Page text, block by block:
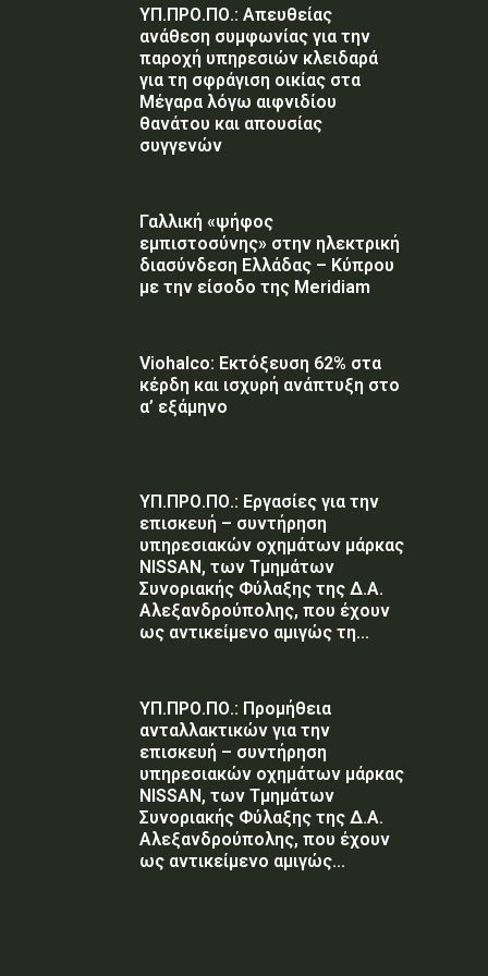
ΥΠ.ΠΡΟ.ΠΟ.: Απευθείας
ανάθεση συμφωνίας για την
παροχή υπηρεσιών κλειδαρά
για τη σφράγιση οικίας στα
Μέγαρα λόγω αιφνιδίου
θανάτου και απουσίας
συγγενών
Γαλλική «ψήφος
εμπιστοσύνης» στην ηλεκτρική
διασύνδεση Ελλάδας – Κύπρου
με την είσοδο της Meridiam
Viohalco: Εκτόξευση 62% στα
κέρδη και ισχυρή ανάπτυξη στο
α’ εξάμηνο
ΥΠ.ΠΡΟ.ΠΟ.: Εργασίες για την
επισκευή – συντήρηση
υπηρεσιακών οχημάτων μάρκας
NISSAN, των Τμημάτων
Συνοριακής Φύλαξης της Δ.Α.
Αλεξανδρούπολης, που έχουν
ως αντικείμενο αμιγώς τη...
ΥΠ.ΠΡΟ.ΠΟ.: Προμήθεια
ανταλλακτικών για την
επισκευή – συντήρηση
υπηρεσιακών οχημάτων μάρκας
NISSAN, των Τμημάτων
Συνοριακής Φύλαξης της Δ.Α.
Αλεξανδρούπολης, που έχουν
ως αντικείμενο αμιγώς...